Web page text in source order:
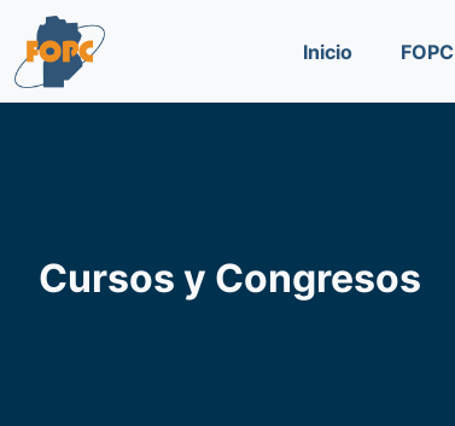
Skip to content
Skip to footer
Inicio
FOPC
Cursos y Congresos